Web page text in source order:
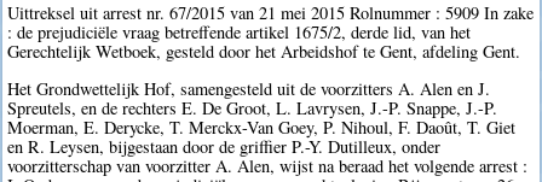
Uittreksel uit arrest nr. 67/2015 van 21 mei 2015 Rolnummer : 5909 In zake
: de prejudiciële vraag betreffende artikel 1675/2, derde lid, van het
Gerechtelijk Wetboek, gesteld door het Arbeidshof te Gent, afdeling Gent.
Het Grondwettelijk Hof, samengesteld uit de voorzitters A. Alen en J.
Spreutels, en de rechters E. De Groot, L. Lavrysen, J.-P. Snappe, J.-P.
Moerman, E. Derycke, T. Merckx-Van Goey, P. Nihoul, F. Daoût, T. Giet
en R. Leysen, bijgestaan door de griffier P.-Y. Dutilleux, onder
voorzitterschap van voorzitter A. Alen, wijst na beraad het volgende arrest :